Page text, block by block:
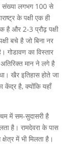
संख्या लगभग 100 से
के पक्षी एक ही
और 2-3 प्रौढ़ पक्षी
बचे है जो बिना नर
गोडावण का विस्तार
मान ने लगे है
खैर इतिहास होते जा
केंद्र है, क्योंकि यहाँ
में सम-सुदासरी है
है। रामदेवरा के पास
में भी मिलता है।